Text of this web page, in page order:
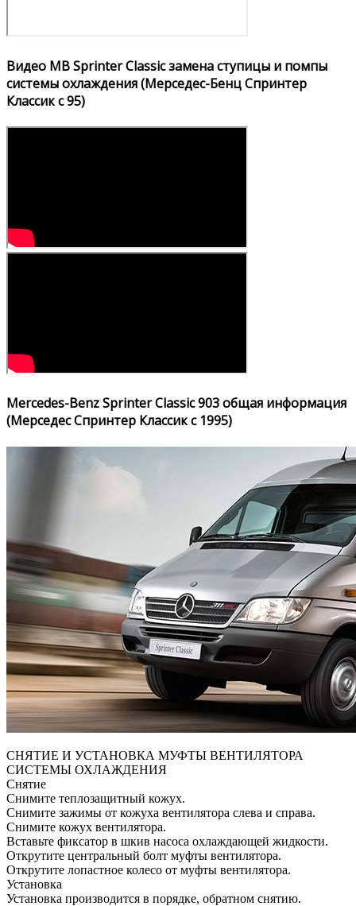
Видео MB Sprinter Classic замена ступицы и помпы
системы охлаждения (Мерседес-Бенц Спринтер
Классик с 95)
Mercedes-Benz Sprinter Classic 903 общая информация
(Мерседес Спринтер Классик с 1995)
СНЯТИЕ И УСТАНОВКА МУФТЫ ВЕНТИЛЯТОРА
СИСТЕМЫ ОХЛАЖДЕНИЯ
Снятие
Снимите теплозащитный кожух.
Снимите зажимы от кожуха вентилятора слева и справа.
Снимите кожух вентилятора.
Вставьте фиксатор в шкив насоса охлаждающей жидкости.
Открутите центральный болт муфты вентилятора.
Открутите лопастное колесо от муфты вентилятора.
Установка
Установка производится в порядке, обратном снятию.